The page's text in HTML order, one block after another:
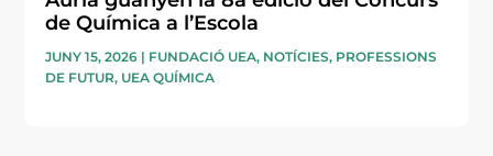
de Química a l’Escola
JUNY 15, 2026 | FUNDACIÓ UEA, NOTÍCIES, PROFESSIONS
DE FUTUR, UEA QUÍMICA